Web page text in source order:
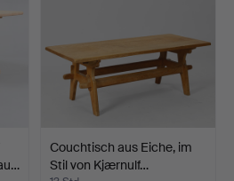
Couchtisch aus Eiche, im
Stil von Kjærnulf…